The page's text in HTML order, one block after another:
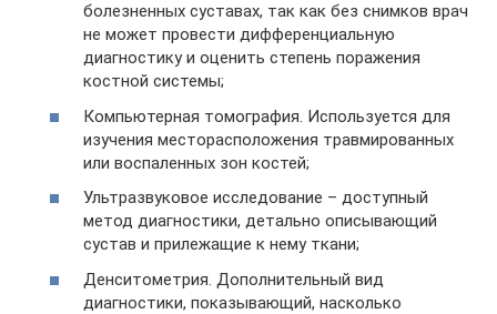
болезненных суставах, так как без снимков врач
не может провести дифференциальную
диагностику и оценить степень поражения
костной системы;
Компьютерная томография. Используется для
изучения месторасположения травмированных
или воспаленных зон костей;
Ультразвуковое исследование – доступный
метод диагностики, детально описывающий
сустав и прилежащие к нему ткани;
Денситометрия. Дополнительный вид
диагностики, показывающий, насколько